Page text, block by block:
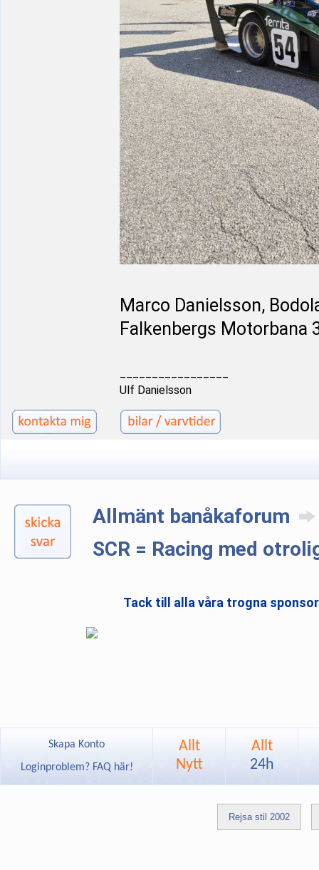
Marco Danielsson,
Falkenbergs Motorbana
Ulf Danielsson
Allmänt banåkaforum
SCR = Racing med
Tack till alla våra trogna
Skapa Konto
Loginproblem? FAQ här!
Allt
Nytt
Allt
24h
Rejsa stil 2002